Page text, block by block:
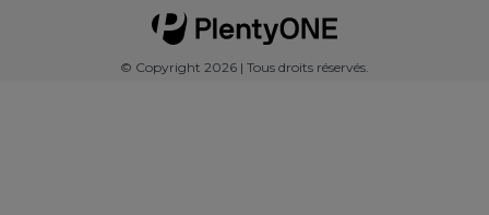
© Copyright 2026 | Tous droits réservés.